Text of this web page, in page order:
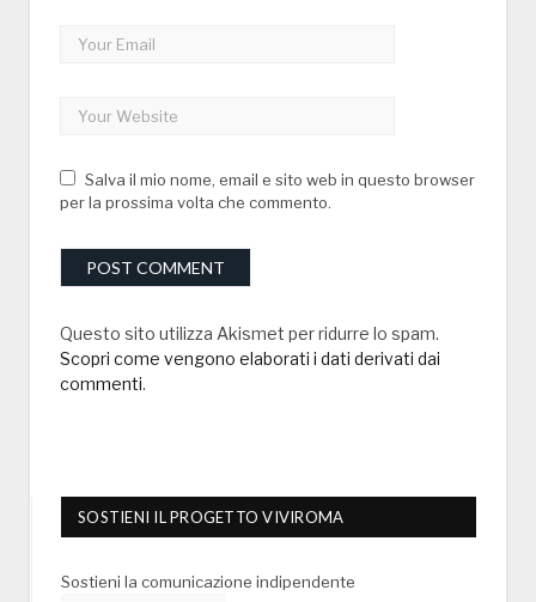
Salva il mio nome, email e sito web in questo browser
per la prossima volta che commento.
Questo sito utilizza Akismet per ridurre lo spam.
Scopri come vengono elaborati i dati derivati dai
commenti.
SOSTIENI IL PROGETTO VIVIROMA
Sostieni la comunicazione indipendente